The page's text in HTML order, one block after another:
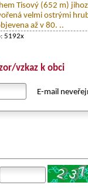
Tisový (652 m)
velmi ostrými
až v 80. ..
5192x
vzkaz k obci
E-mail